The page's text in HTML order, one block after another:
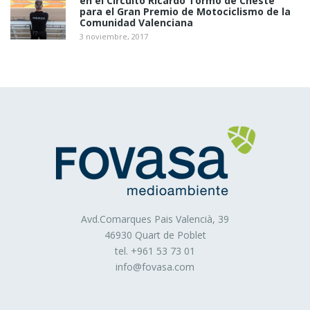
comportamiento de los usuarios obtenida a través de la
observación continuada de sus hábitos de navegación, lo
se instale en tu navegador alguna cookie que nos sirve
para mostrarte posteriormente publicidad relacionada con
la búsqueda que hayas realizado, desarrollar un control
de nuestros anuncios en relación, por ejemplo, con el
hora se ven, etc.
Cookies técnicas: Son aquéllas que permiten al
usuario la navegación a través de una página web,
plataforma o aplicación y la utilización de las diferentes
para el Gran Premio de Motociclismo de la
Comunidad Valenciana
3 noviembre, 2017
Avd.Comarques Pais Valencià, 39
46930 Quart de Poblet
tel. +961 53 73 01
info@fovasa.com